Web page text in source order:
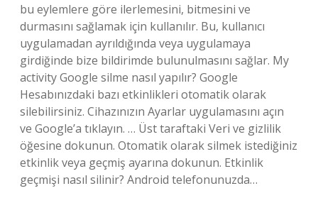
bu eylemlere göre ilerlemesini, bitmesini ve
durmasını sağlamak için kullanılır. Bu, kullanıcı
uygulamadan ayrıldığında veya uygulamaya
girdiğinde bize bildirimde bulunulmasını sağlar. My
activity Google silme nasıl yapılır? Google
Hesabınızdaki bazı etkinlikleri otomatik olarak
silebilirsiniz. Cihazınızın Ayarlar uygulamasını açın
ve Google’a tıklayın. … Üst taraftaki Veri ve gizlilik
öğesine dokunun. Otomatik olarak silmek istediğiniz
etkinlik veya geçmiş ayarına dokunun. Etkinlik
geçmişi nasıl silinir? Android telefonunuzda…